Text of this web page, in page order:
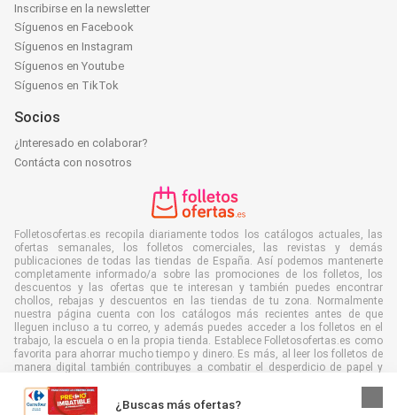
¿Buscas más ofertas?
Inscribirse en la newsletter
Síguenos en Facebook
Síguenos en Instagram
Síguenos en Youtube
Síguenos en TikTok
Socios
¿Interesado en colaborar?
Contácta con nosotros
Folletosofertas.es recopila diariamente todos los catálogos actuales, las
ofertas semanales, los folletos comerciales, las revistas y demás
publicaciones de todas las tiendas de España. Así podemos mantenerte
completamente informado/a sobre las promociones de los folletos, los
descuentos y las ofertas que te interesan y también puedes encontrar
chollos, rebajas y descuentos en las tiendas de tu zona. Normalmente
nuestra página cuenta con los catálogos más recientes antes de que
lleguen incluso a tu correo, y además puedes acceder a los folletos en el
trabajo, la escuela o en la propia tienda. Establece Folletosofertas.es como
favorita para ahorrar mucho tiempo y dinero. Es más, al leer los folletos de
manera digital también contribuyes a combatir el desperdicio de papel y